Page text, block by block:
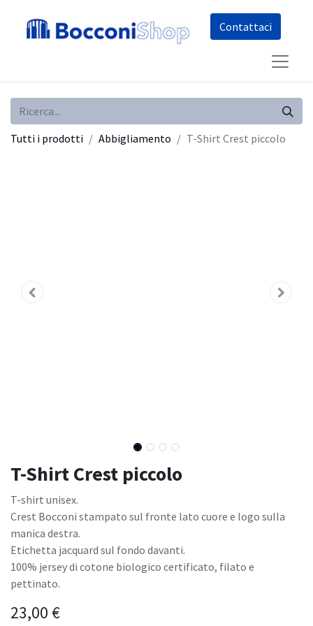
Co​​nt​​att​​aci
Tutti i prodotti Abbigliamento T-Shirt Crest piccolo
T-Shirt Crest piccolo
T-shirt unisex.
Crest Bocconi stampato sul fronte lato cuore e logo sulla
manica destra.
Etichetta jacquard sul fondo davanti.
100% jersey di cotone biologico certificato, filato e
pettinato.
23,00 €